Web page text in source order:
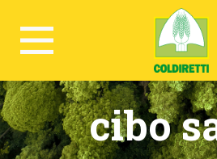
Ricerca avanzata
cibo